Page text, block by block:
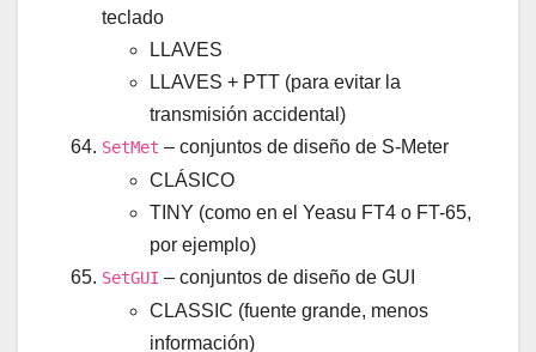
teclado
LLAVES
LLAVES + PTT (para evitar la
transmisión accidental)
SetMet – conjuntos de diseño de S-Meter
CLÁSICO
TINY (como en el Yeasu FT4 o FT-65,
por ejemplo)
SetGUI – conjuntos de diseño de GUI
CLASSIC (fuente grande, menos
información)